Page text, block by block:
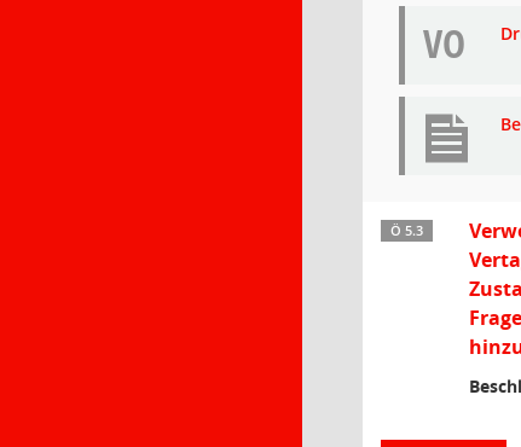
VO
Ö 5.3